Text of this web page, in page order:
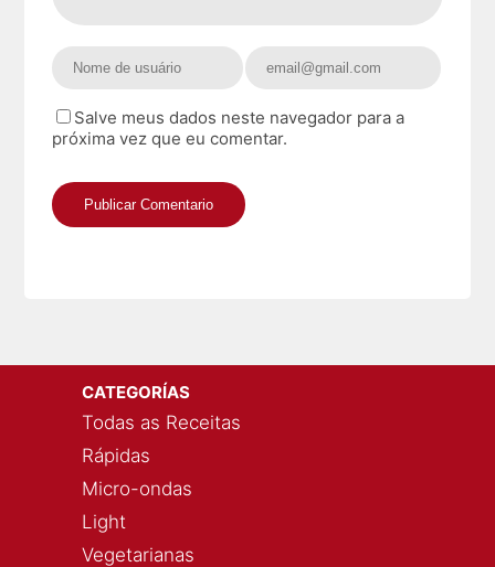
Salve meus dados neste navegador para a
próxima vez que eu comentar.
CATEGORÍAS
Todas as Receitas
Rápidas
Micro-ondas
Light
Vegetarianas